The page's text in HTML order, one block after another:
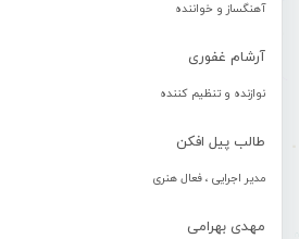
آهنگساز و خواننده
آرشام غفوری
نوازنده و تنظیم کننده
طالب پیل افکن
مدیر اجرایی ، فعال هنری
مهدی بهرامی